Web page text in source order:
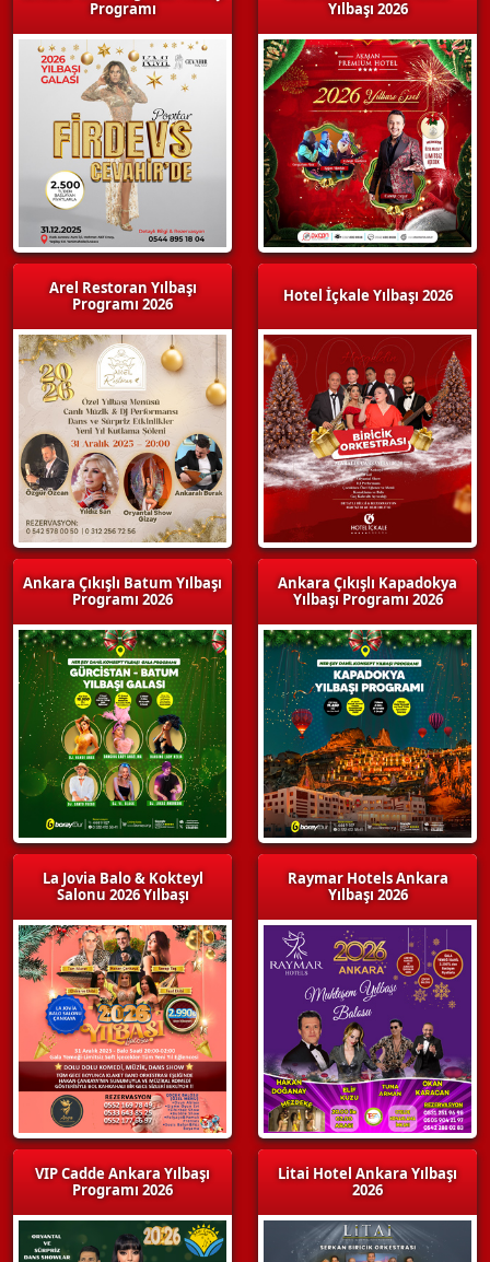
Programı
Arel Restoran Yılbaşı
Programı 2026
Ankara Çıkışlı Batum Yılbaşı
Programı 2026
La Jovia Balo & Kokteyl
Salonu 2026 Yılbaşı
VIP Cadde Ankara Yılbaşı
Programı 2026
Yılbaşı 2026
Hotel İçkale Yılbaşı 2026
Ankara Çıkışlı Kapadokya
Yılbaşı Programı 2026
Raymar Hotels Ankara
Yılbaşı 2026
Litai Hotel Ankara Yılbaşı
2026